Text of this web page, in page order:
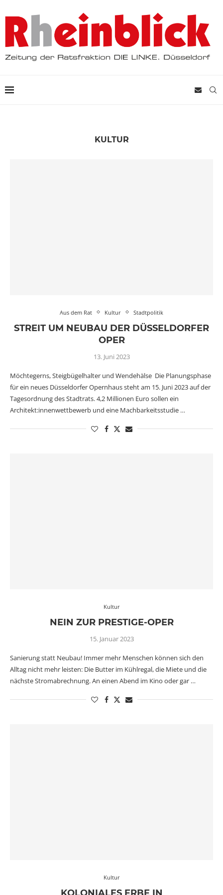
KULTUR
Aus dem Rat Kultur Stadtpolitik
STREIT UM NEUBAU DER DÜSSELDORFER
OPER
13. Juni 2023
Möchtegerns, Steigbügelhalter und Wendehälse Die Planungsphase
für ein neues Düsseldorfer Opernhaus steht am 15. Juni 2023 auf der
Tagesordnung des Stadtrats. 4,2 Millionen Euro sollen ein
Architekt:innenwettbewerb und eine Machbarkeitsstudie …
Kultur
NEIN ZUR PRESTIGE-OPER
15. Januar 2023
Sanierung statt Neubau! Immer mehr Menschen können sich den
Alltag nicht mehr leisten: Die Butter im Kühlregal, die Miete und die
nächste Stromabrechnung. An einen Abend im Kino oder gar …
Kultur